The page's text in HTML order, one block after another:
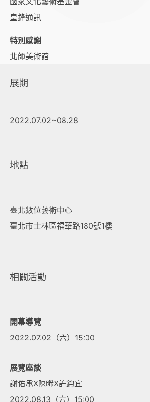
皇鋒通訊
特別感謝
北師美術館
展期
2022.07.02~08.28
地點
臺北數位藝術中心
臺北市士林區福華路180號1樓
相關活動
開幕導覽
2022.07.02（六）15:00
展覽座談
謝佑承X陳晞X許鈞宜
2022.08.13（六）15:00